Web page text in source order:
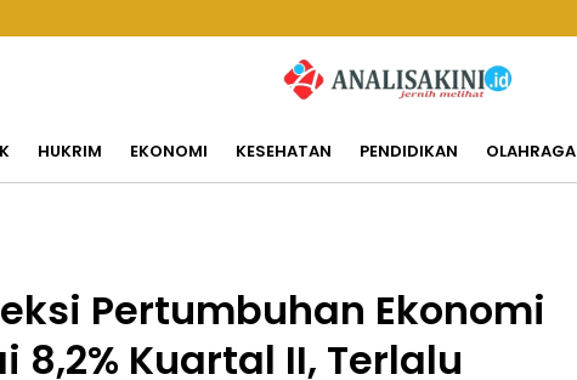
HUKRIM EKONOMI KESEHATAN PENDIDIKAN OLAHRAGA
Pertumbuhan Ekonomi
8,2% Kuartal II, Terlalu